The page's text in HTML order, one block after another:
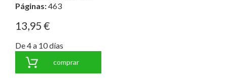
Páginas:463
13,95 €
De 4 a 10 días
comprar